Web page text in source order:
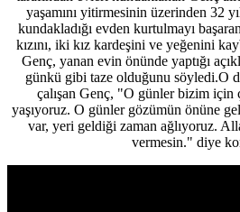
yaşamını yitirmesinin üzerinden 32
kundakladığı evden kurtulmayı
kızını, iki kız kardeşini ve yeğenini
Genç, yanan evin önünde yaptığı
günkü gibi taze olduğunu söyledi.O
çalışan Genç, "O günler bizim için
yaşıyoruz. O günler gözümün önüne
var, yeri geldiği zaman ağlıyoruz.
vermesin." diye